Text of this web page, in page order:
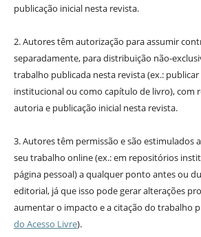
publicação inicial nesta revista.
2. Autores têm autorização para assumir
separadamente, para distribuição não-
trabalho publicada nesta revista (ex.:
institucional ou como capítulo de livro), com
autoria e publicação inicial nesta revista.
3. Autores têm permissão e são estimulados
seu trabalho online (ex.: em repositórios
página pessoal) a qualquer ponto antes ou
editorial, já que isso pode gerar alterações
aumentar o impacto e a citação do trabalho
do Acesso Livre).